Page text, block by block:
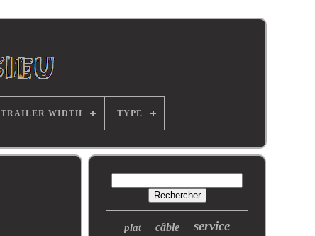
TRAILER WIDTH TYPE
plat câble service